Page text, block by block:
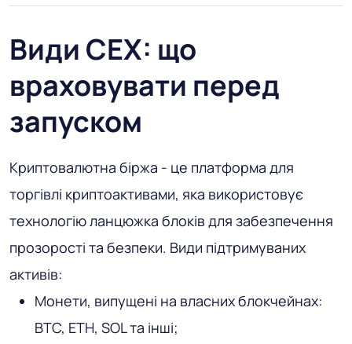
Види CEX: що
враховувати перед
запуском
Криптовалютна біржа - це платформа для
торгівлі криптоактивами, яка використовує
технологію ланцюжка блоків для забезпечення
прозорості та безпеки. Види підтримуваних
активів:
Монети, випущені на власних блокчейнах:
BTC, ETH, SOL та інші;